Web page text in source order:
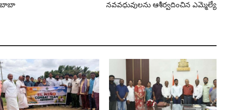
బాబా నవవధువులను ఆశీర్వదించిన ఎమ్మెల్యే